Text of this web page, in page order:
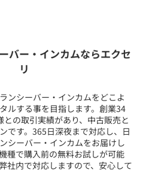
入力(製品名等)
件をリセット
バー・インカムならエクセ
リ
ンシーバー・インカムをどこよ
ルする事を目指します。創業34
の取引実績があり、中古販売と
です。365日深夜まで対応し、日
シーバー・インカムをお届けし
種で購入前の無料お試しが可能
社内で対応しますので、安心して